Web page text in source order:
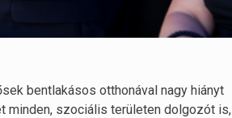
bentlakásos otthonával nagy hiányt
minden, szociális területen dolgozót is,